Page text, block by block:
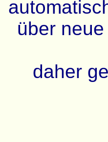
über
daher